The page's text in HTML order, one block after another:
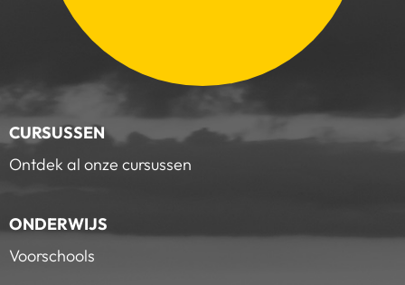
CURSUSSEN
Ontdek al onze cursussen
ONDERWIJS
Voorschools